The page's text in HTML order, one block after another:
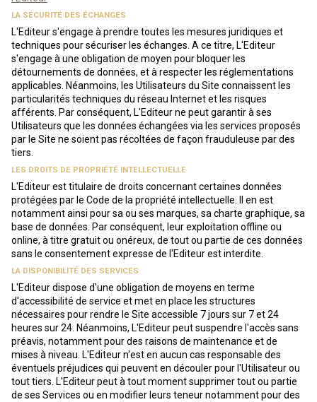
LA SÉCURITÉ DES ÉCHANGES
L'Editeur s'engage à prendre toutes les mesures juridiques et
techniques pour sécuriser les échanges. A ce titre, L'Editeur
s'engage à une obligation de moyen pour bloquer les
détournements de données, et à respecter les réglementations
applicables. Néanmoins, les Utilisateurs du Site connaissent les
particularités techniques du réseau Internet et les risques
afférents. Par conséquent, L'Editeur ne peut garantir à ses
Utilisateurs que les données échangées via les services proposés
par le Site ne soient pas récoltées de façon frauduleuse par des
tiers.
LES DROITS DE PROPRIÉTÉ INTELLECTUELLE
L'Editeur est titulaire de droits concernant certaines données
protégées par le Code de la propriété intellectuelle. Il en est
notamment ainsi pour sa ou ses marques, sa charte graphique, sa
base de données. Par conséquent, leur exploitation offline ou
online, à titre gratuit ou onéreux, de tout ou partie de ces données
sans le consentement expresse de l'Editeur est interdite.
LA DISPONIBILITÉ DES SERVICES
L'Editeur dispose d'une obligation de moyens en terme
d'accessibilité de service et met en place les structures
nécessaires pour rendre le Site accessible 7 jours sur 7 et 24
heures sur 24. Néanmoins, L'Editeur peut suspendre l'accès sans
préavis, notamment pour des raisons de maintenance et de
mises à niveau. L'Editeur n'est en aucun cas responsable des
éventuels préjudices qui peuvent en découler pour l'Utilisateur ou
tout tiers. L'Editeur peut à tout moment supprimer tout ou partie
de ses Services ou en modifier leurs teneur notamment pour des